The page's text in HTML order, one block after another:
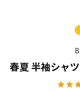
春夏 半袖シャツ